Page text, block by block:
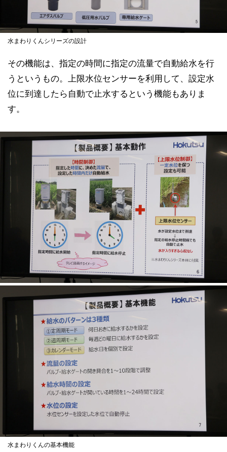
水まわりくんシリーズの設計
その機能は、指定の時間に指定の流量で自動給水を行
うというもの。上限水位センサーを利用して、設定水
位に到達したら自動で止水するという機能もありま
す。
水まわりくんの基本機能